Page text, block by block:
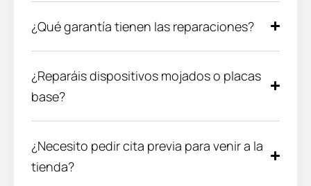
¿Qué garantía tienen las reparaciones?
¿Reparáis dispositivos mojados o placas
base?
¿Necesito pedir cita previa para venir a la
tienda?